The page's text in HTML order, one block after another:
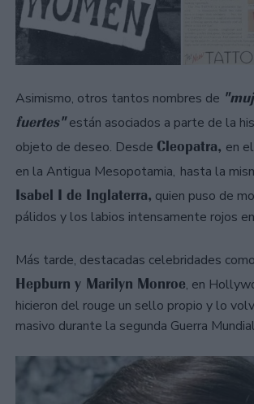
Asimismo, otros tantos nombres de
fuertes"están asociados a parte de la
objeto de deseo. Desde Cleopatra, en
en la Antigua Mesopotamia, hasta la
Isabel I de Inglaterra, quien puso de
pálidos y los labios intensamente rojos
Más tarde, destacadas celebridades como
Hepburn y Marilyn Monroe, en
hicieron del rouge un sello propio y lo
masivo durante la segunda Guerra